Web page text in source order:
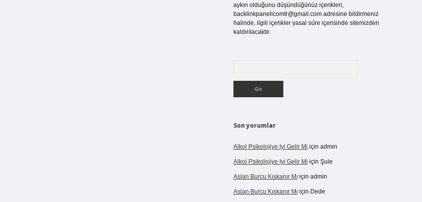
aykırı olduğunu düşündüğünüz içerikleri,
backlinkpanelicomtr@gmail.comadresine bildirmeniz
halinde, ilgili içerikler yasal süre içerisinde sitemizden
kaldırılacaktır.
Son yorumlar
Alkol Psikolojiye Iyi Gelir Mi için admin
Alkol Psikolojiye Iyi Gelir Mi için Şule
Aslan Burcu Kıskanır Mıiçin admin
Aslan Burcu Kıskanır Mıiçin Dede